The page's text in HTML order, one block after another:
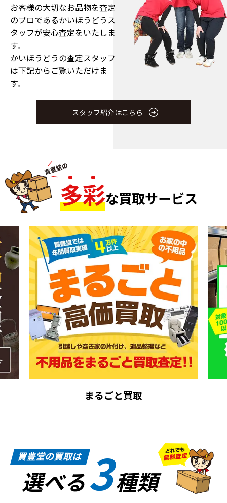
お客様の大切なお品物を査定
のプロであるかいほうどうス
タッフが安心査定をいたしま
す。
かいほうどうの査定スタッフ
は下記からご覧いただけま
す。
スタッフ紹介はこちら
多彩な買取サービス
まるごと買取
買豊堂の買取は
選べる3種類